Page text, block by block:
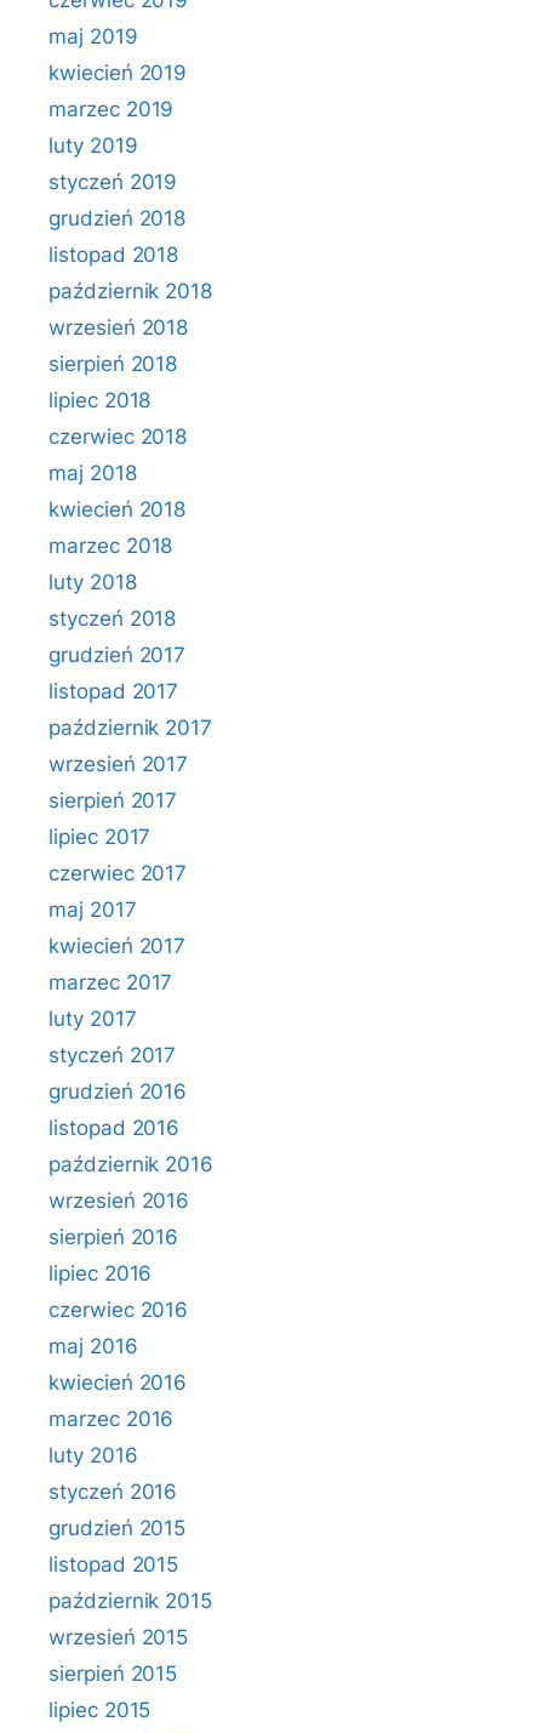
maj 2019
kwiecień 2019
marzec 2019
luty 2019
styczeń 2019
grudzień 2018
listopad 2018
październik 2018
wrzesień 2018
sierpień 2018
lipiec 2018
czerwiec 2018
maj 2018
kwiecień 2018
marzec 2018
luty 2018
styczeń 2018
grudzień 2017
listopad 2017
październik 2017
wrzesień 2017
sierpień 2017
lipiec 2017
czerwiec 2017
maj 2017
kwiecień 2017
marzec 2017
luty 2017
styczeń 2017
grudzień 2016
listopad 2016
październik 2016
wrzesień 2016
sierpień 2016
lipiec 2016
czerwiec 2016
maj 2016
kwiecień 2016
marzec 2016
luty 2016
styczeń 2016
grudzień 2015
listopad 2015
październik 2015
wrzesień 2015
sierpień 2015
lipiec 2015